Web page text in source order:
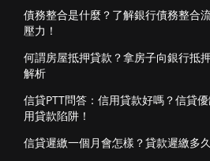
債務整合是什麼？了解銀行債務整合
壓力！
何謂房屋抵押貸款？拿房子向銀行抵
解析
信貸PTT問答：信用貸款好嗎？信貸
用貸款陷阱！
信貸遲繳一個月會怎樣？貸款遲繳多